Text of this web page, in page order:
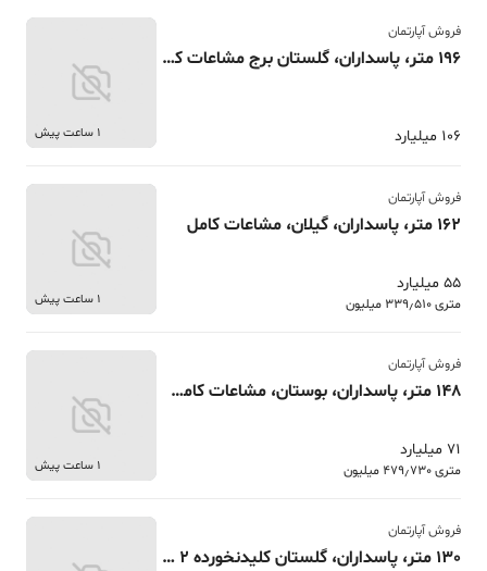
فروش آپارتمان
196 متر، پاسداران، گلستان برج مشاعات کامل 2پارکینگ
106 میلیارد 1 ساعت پیش
فروش آپارتمان
162 متر، پاسداران، گیلان، مشاعات کامل
55 میلیارد
متری 339٫510 میلیون 1 ساعت پیش
فروش آپارتمان
148 متر، پاسداران، بوستان، مشاعات کامل 2 پارکینگ
71 میلیارد
متری 479٫730 میلیون 1 ساعت پیش
فروش آپارتمان
130 متر، پاسداران، گلستان کلیدنخورده 2 پارکینگ سندی